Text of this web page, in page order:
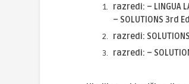
razredi: – LINGUA
– SOLUTIONS 3rd
razredi:
razredi: –